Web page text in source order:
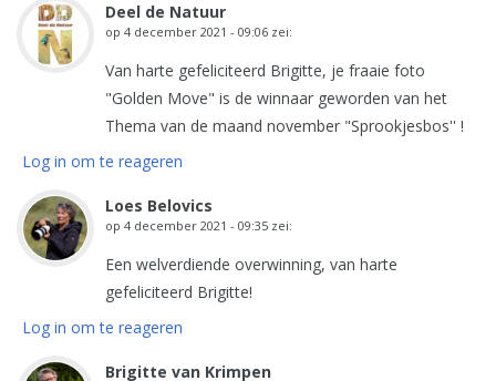
Deel de Natuur
op 4 december 2021 - 09:06 zei:
Van harte gefeliciteerd Brigitte, je fraaie foto
"Golden Move" is de winnaar geworden van het
Thema van de maand november "Sprookjesbos'' !
Log in om te reageren
Loes Belovics
op 4 december 2021 - 09:35 zei:
Een welverdiende overwinning, van harte
gefeliciteerd Brigitte!
Log in om te reageren
Brigitte van Krimpen